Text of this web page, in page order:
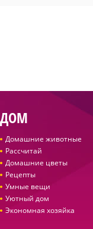
ДОМ
Домашние животные
Рассчитай
Домашние цветы
Рецепты
Умные вещи
Уютный дом
Экономная хозяйка